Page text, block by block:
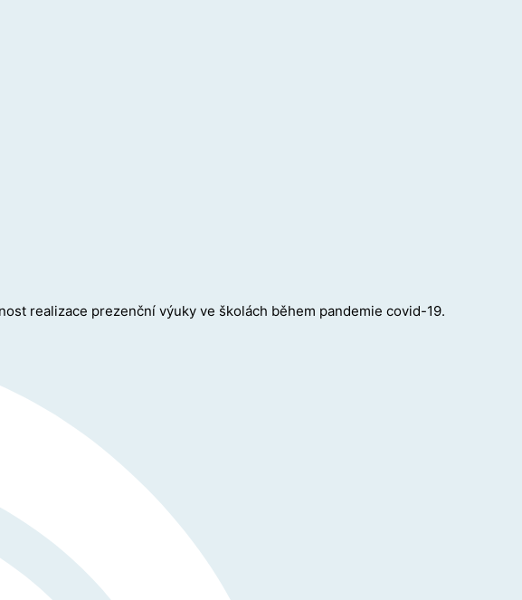
realizace prezenční výuky ve školách během pandemie covid-19.